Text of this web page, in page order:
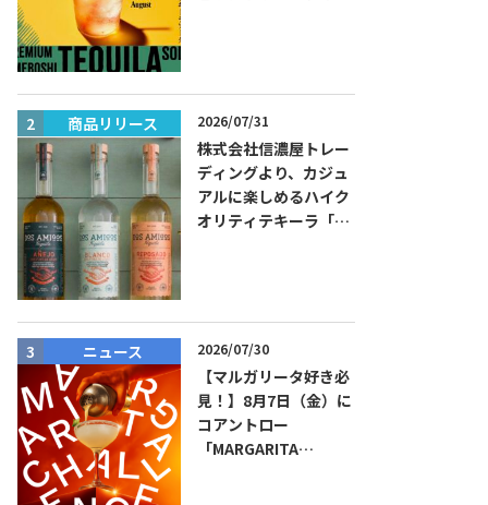
8月限定メニューに！
商品リリース 2026/07/31
株式会社信濃屋トレー
ディングより、カジュ
アルに楽しめるハイク
オリティテキーラ「ド
ニュース 2026/07/30
【マルガリータ好き必
見！】8月7日（金）に
コアントロー
「MARGARITA